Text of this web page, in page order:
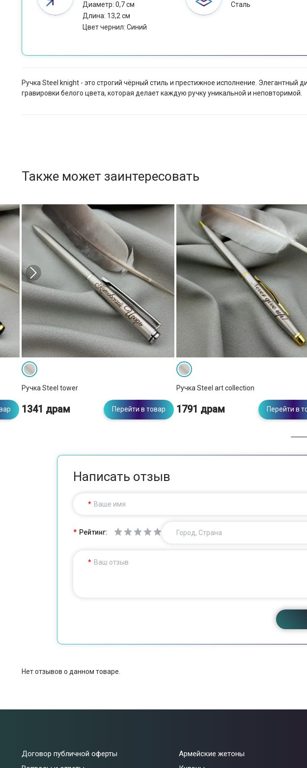
Диаметр: 0,7 см
Длина: 13,2 см
Цвет чернил: Cиний
Сталь
Ручка Steel knight - это строгий чёрный стиль и престижное исполнение.
гравировки белого цвета, которая делает каждую ручку уникальной и неповторимой.
Также может заинтересовать
Ручка Steel tower
1341 драм Перейти в товар
Ручка Steel art collection
1791 драм Перейти в
Написать отзыв
Ваше имя
Рейтинг: Город, Страна
Ваш отзыв
Нет отзывов о данном товаре.
Договор публичной оферты
Армейские жетоны